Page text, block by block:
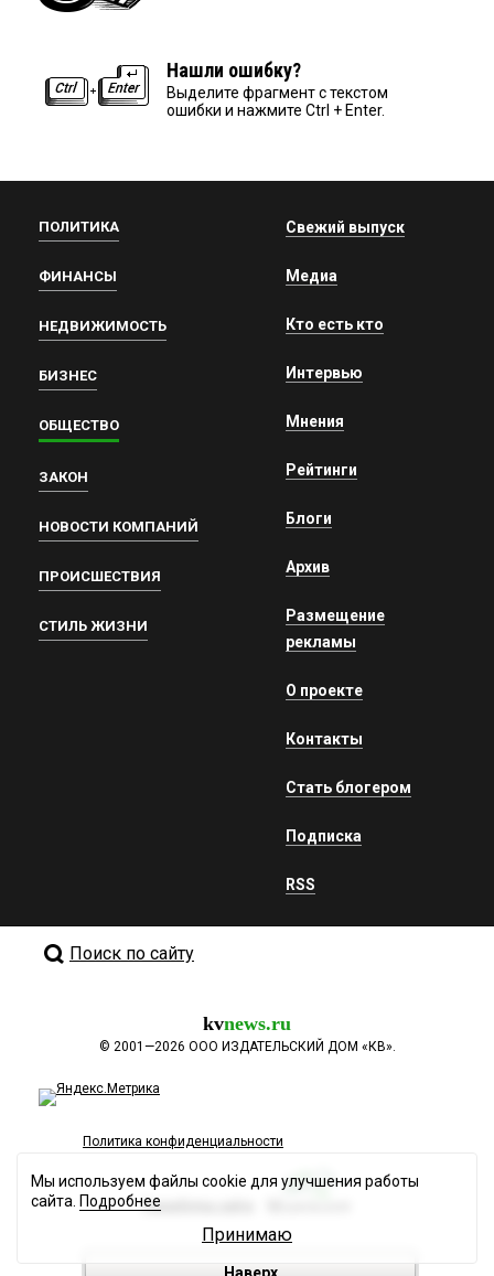
Нашли ошибку?
Выделите фрагмент с текстом
ошибки и нажмите Ctrl + Enter.
ПОЛИТИКА
ФИНАНСЫ
НЕДВИЖИМОСТЬ
БИЗНЕС
ОБЩЕСТВО
ЗАКОН
НОВОСТИ КОМПАНИЙ
ПРОИСШЕСТВИЯ
СТИЛЬ ЖИЗНИ
Свежий выпуск
Медиа
Кто есть кто
Интервью
Мнения
Рейтинги
Блоги
Архив
Размещение
рекламы
О проекте
Контакты
Стать блогером
Подписка
RSS
Поиск по сайту
kvnews.ru
© 2001—2026 ООО ИЗДАТЕЛЬСКИЙ ДОМ «КВ».
Политика конфиденциальности
Разработка сайта
Наверх
Мы используем файлы cookie для улучшения работы
сайта. Подробнее
Принимаю